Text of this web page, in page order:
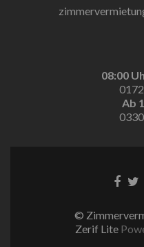
08:00
Ab
©
Zerif Lite